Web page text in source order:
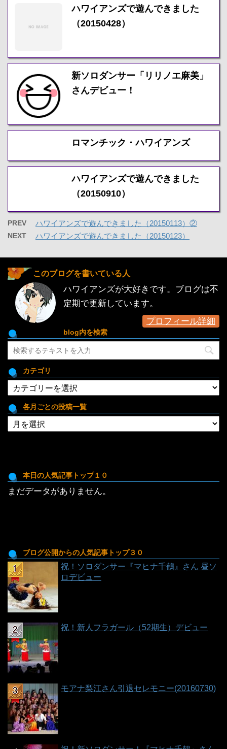
ハワイアンズで遊んできました
（20150428）
新ソロダンサー「リリノエ麻美」
さんデビュー！
ロマンチック・ハワイアンズ
ハワイアンズで遊んできました
（20150910）
PREV ハワイアンズで遊んできました（20150113）②
NEXT ハワイアンズで遊んできました（20150123）
このブログを書いている人
ハワイアンズが大好きです。ブログは不
定期で更新しています。
プロフィール詳細
blog内を検索
カテゴリ
テ
ゴ
リ
各月ごとの投稿一覧
各
月
投
稿
一
本日の人気記事トップ１０
まだデータがありません。
ブログ公開からの人気記事トップ３０
祝！ソロダンサー『マヒナ千鶴』さん 昼ソ
ロデビュー
祝！新人フラガール（52期生）デビュー
モアナ梨江さん引退セレモニー(20160730)